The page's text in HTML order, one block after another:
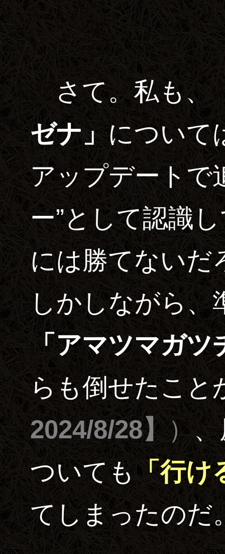
さて。私も、
ゼナ」について
アップデートで
ー”として認識
には勝てないだ
しかしながら、
「アマツマガツ
らも倒せたこと
2024/8/28】）
ついても「行け
てしまったのだ